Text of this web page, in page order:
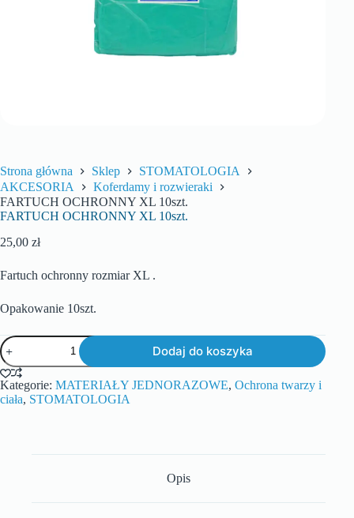
Strona główna Sklep
STOMATOLOGIA
AKCESORIA
Koferdamy i rozwieraki
FARTUCH OCHRONNY XL 10szt.
FARTUCH OCHRONNY XL 10szt.
25,00 zł
Fartuch ochronny rozmiar XL .
Opakowanie 10szt.
Dodaj do koszyka
Kategorie: MATERIAŁY JEDNORAZOWE, Ochrona twarzy i
ciała, STOMATOLOGIA
Opis